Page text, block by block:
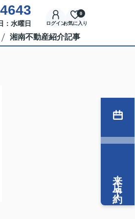
：水曜日 ログインお気に入り
0
湘南不動産紹介記事
来店予約